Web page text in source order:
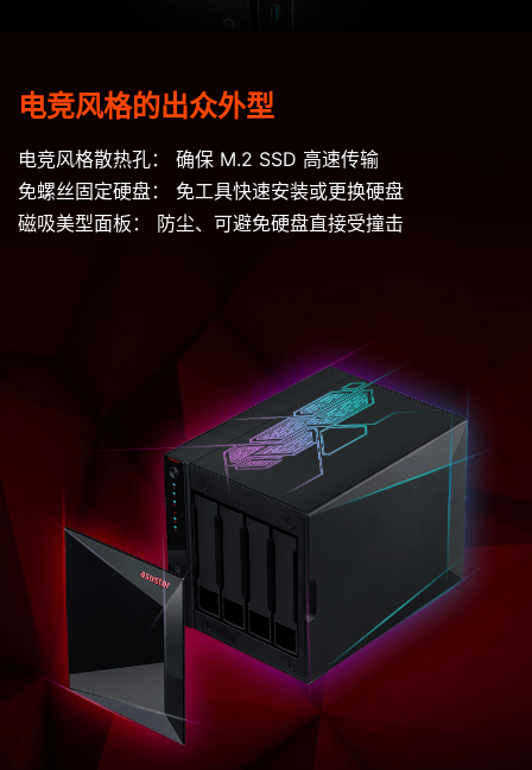
电竞风格的出众外型
电竞风格散热孔： 确保 M.2 SSD 高速传输
免螺丝固定硬盘： 免工具快速安装或更换硬盘
磁吸美型面板： 防尘、可避免硬盘直接受撞击